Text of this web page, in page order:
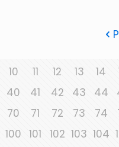
10 11 12 13 14
40 41 42 43 44
70 71 72 73 74
100 101 102 103 104